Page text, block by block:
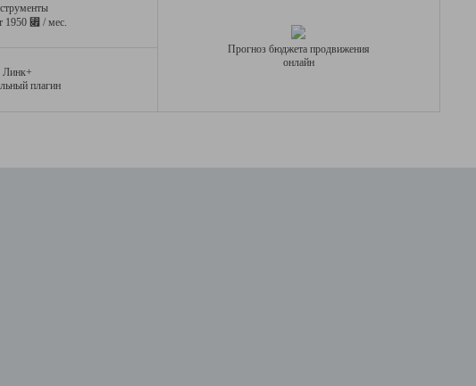
1950 ⃏ / мес.
Линк+
плагин
Прогноз бюджета продвижения
онлайн